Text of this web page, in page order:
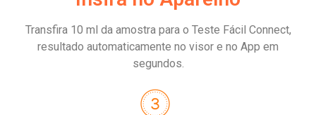
Transfira 10 ml da amostra para o Teste Fácil Connect,
resultado automaticamente no visor e no App em
segundos.